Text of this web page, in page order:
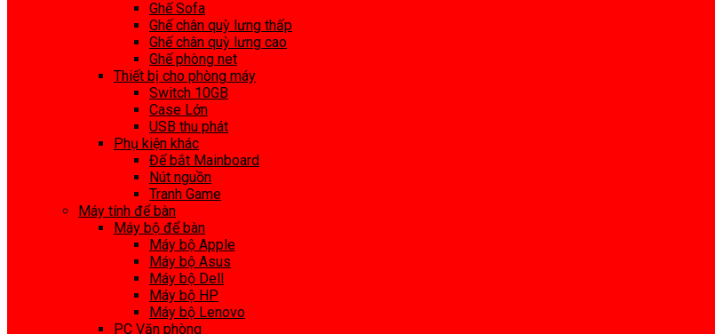
Ghế Sofa
Ghế chân quỳ lưng thấp
Ghế chân quỳ lưng cao
Ghế phòng net
Thiết bị cho phòng máy
Switch 10GB
Case Lớn
USB thu phát
Phụ kiện khác
Đế bắt Mainboard
Nút nguồn
Tranh Game
Máy tính để bàn
Máy bộ để bàn
Máy bộ Apple
Máy bộ Asus
Máy bộ Dell
Máy bộ HP
Máy bộ Lenovo
PC Văn phòng